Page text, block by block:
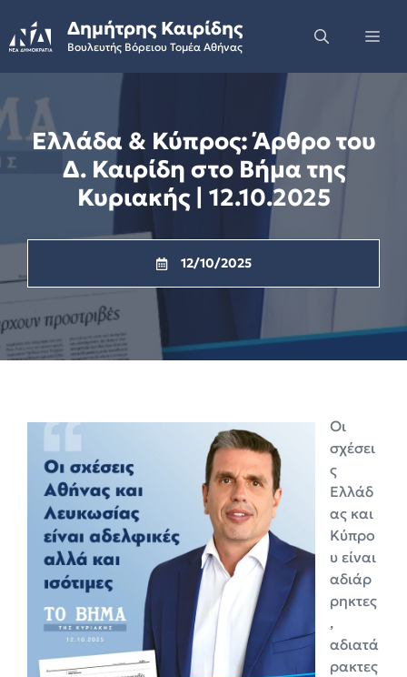
to
content
Δημήτρης Καιρίδης
Βουλευτής Βόρειου Τομέα Αθήνας
Ελλάδα & Κύπρος: Άρθρο του
Δ. Καιρίδη στο Βήμα της
Κυριακής | 12.10.2025
12/10/2025
Οι
σχέσει
ς
Ελλάδ
ας και
Κύπρο
υ είναι
αδιάρ
ρηκτες
,
αδιατά
ρακτες